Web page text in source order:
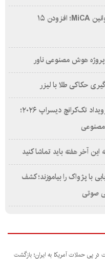
ورود واحد بی‌ان‌وای ملون به فهرست قوانین MiCA؛ افزودن ۱۵
حکاکی طلا با لیزر
رونمایی از استیج Smart Money در رویداد تک‌کرانچ دیسراپ ۲۰۲۶؛
در ۱۰ هفته مکان‌یابی با پژواک را بیاموزند؛ کشف
صوتی
پی حملات آمریکا به ایران؛ بازگشت